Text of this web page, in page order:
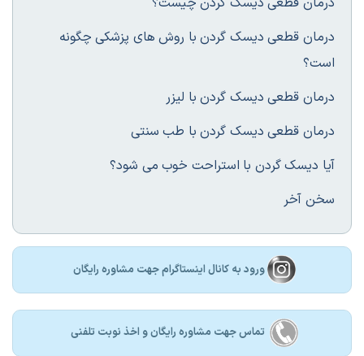
درمان قطعی دیسک گردن با روش های پزشکی چگونه
است؟
درمان قطعی دیسک گردن با لیزر
درمان قطعی دیسک گردن با طب سنتی
آیا دیسک گردن با استراحت خوب می شود؟
سخن آخر
ورود به کانال اینستاگرام جهت مشاوره رایگان
تماس جهت مشاوره رايگان و اخذ نوبت تلفنی